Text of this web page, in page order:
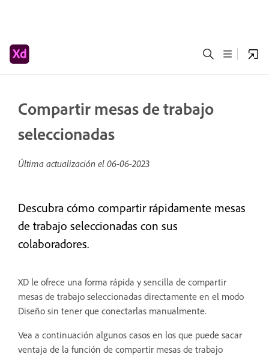
Compartir mesas de trabajo
seleccionadas
Última actualización el 06-06-2023
Descubra cómo compartir rápidamente mesas
de trabajo seleccionadas con sus
colaboradores.
XD le ofrece una forma rápida y sencilla de compartir
mesas de trabajo seleccionadas directamente en el modo
Diseño sin tener que conectarlas manualmente.
Vea a continuación algunos casos en los que puede sacar
ventaja de la función de compartir mesas de trabajo